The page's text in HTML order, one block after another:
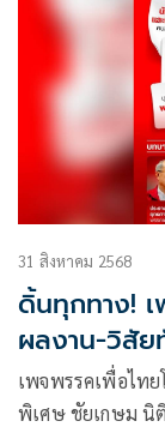
31 สิงหาคม 2568
ดิ้นทุกทาง! เ
ผลงาน-วิสัย
เพจพรรคเพื่อไท
พิเศษ ชัยเกษม นิ